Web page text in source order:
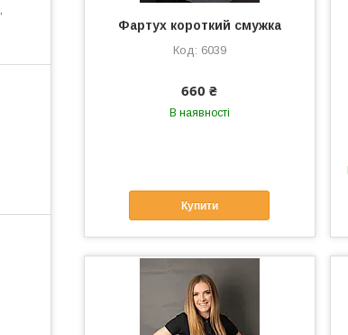
Фартух короткий смужка
6039
660 ₴
В наявності
Купити